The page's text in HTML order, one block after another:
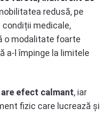
redusă, pe
medicale,
o modalitate foarte
a-l împinge la limitele
efect calmant, iar
fizic care lucrează și